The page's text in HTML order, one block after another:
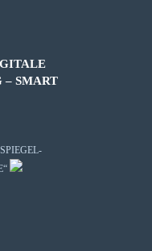
– SMART